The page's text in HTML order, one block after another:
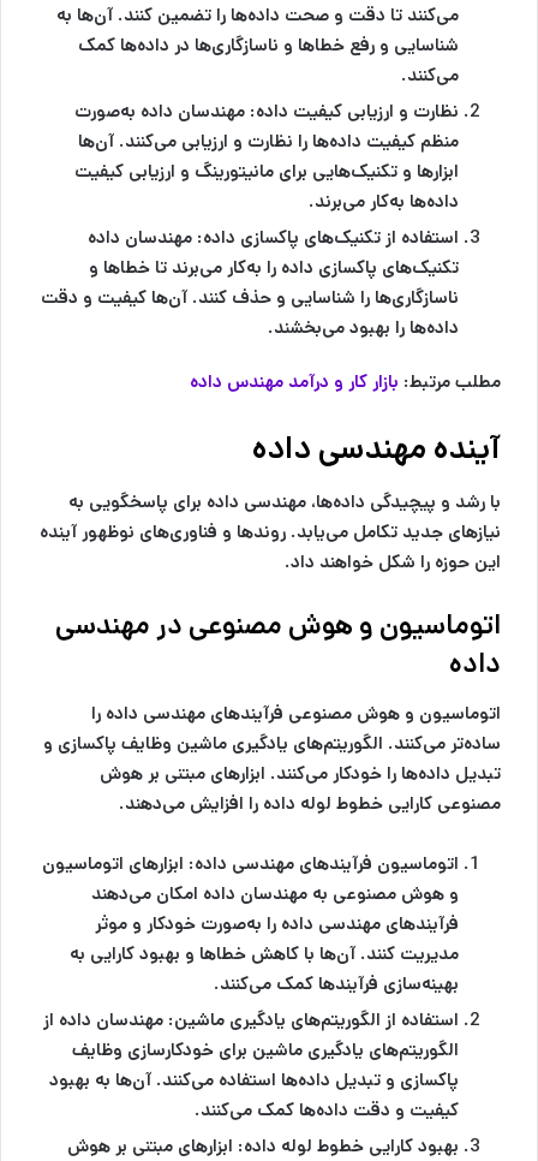
می‌کنند تا دقت و صحت داده‌ها را تضمین کنند. آن‌ها به
شناسایی و رفع خطاها و ناسازگاری‌ها در داده‌ها کمک
می‌کنند.
نظارت و ارزیابی کیفیت داده: مهندسان داده به‌صورت
منظم کیفیت داده‌ها را نظارت و ارزیابی می‌کنند. آن‌ها
ابزارها و تکنیک‌هایی برای مانیتورینگ و ارزیابی کیفیت
داده‌ها به‌کار می‌برند.
استفاده از تکنیک‌های پاکسازی داده: مهندسان داده
تکنیک‌های پاکسازی داده را به‌کار می‌برند تا خطاها و
ناسازگاری‌ها را شناسایی و حذف کنند. آن‌ها کیفیت و دقت
داده‌ها را بهبود می‌بخشند.
مطلب مرتبط: بازار کار و درآمد مهندس داده
آینده مهندسی داده
با رشد و پیچیدگی داده‌ها، مهندسی داده برای پاسخگویی به
نیازهای جدید تکامل می‌یابد. روندها و فناوری‌های نوظهور آینده
این حوزه را شکل خواهند داد.
اتوماسیون و هوش مصنوعی در مهندسی
داده
اتوماسیون و هوش مصنوعی فرآیندهای مهندسی داده را
ساده‌تر می‌کنند. الگوریتم‌های یادگیری ماشین وظایف پاکسازی و
تبدیل داده‌ها را خودکار می‌کنند. ابزارهای مبتنی بر هوش
مصنوعی کارایی خطوط لوله داده را افزایش می‌دهند.
اتوماسیون فرآیندهای مهندسی داده: ابزارهای اتوماسیون
و هوش مصنوعی به مهندسان داده امکان می‌دهند
فرآیندهای مهندسی داده را به‌صورت خودکار و موثر
مدیریت کنند. آن‌ها با کاهش خطاها و بهبود کارایی به
بهینه‌سازی فرآیندها کمک می‌کنند.
استفاده از الگوریتم‌های یادگیری ماشین: مهندسان داده از
الگوریتم‌های یادگیری ماشین برای خودکارسازی وظایف
پاکسازی و تبدیل داده‌ها استفاده می‌کنند. آن‌ها به بهبود
کیفیت و دقت داده‌ها کمک می‌کنند.
بهبود کارایی خطوط لوله داده: ابزارهای مبتنی بر هوش